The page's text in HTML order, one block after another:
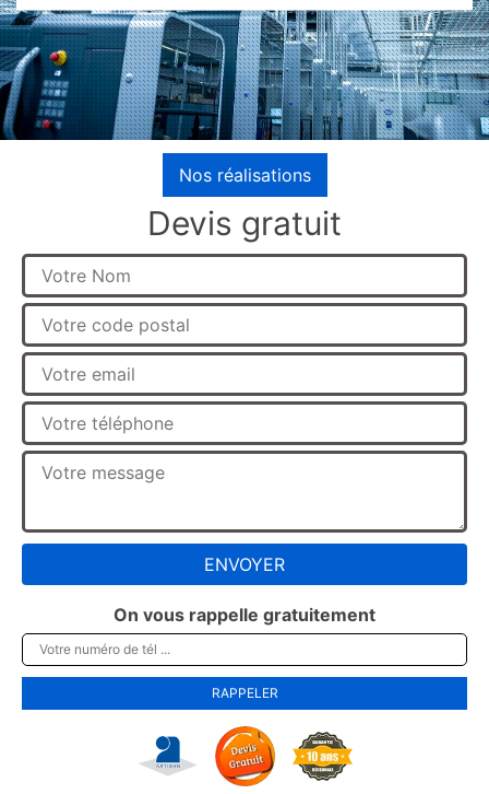
Nos réalisations
Devis gratuit
On vous rappelle gratuitement